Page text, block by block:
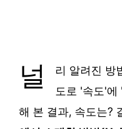
널
리 알려진 방
도로 '속도'에
해 본 결과, 속도는?